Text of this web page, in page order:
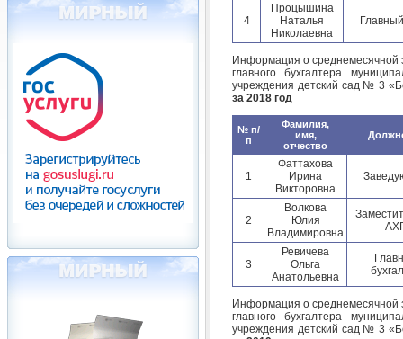
4
Процышина
Наталья
Николаевна
Информация о среднемесячной
главного бухгалтера
учреждения детский сад № 3
за 2018 год
№ п/
п
Фамилия,
имя,
отчество
1
Фаттахова
Ирина
Викторовна
2
Волкова
Юлия
Владимировна
3
Ревичева
Ольга
Анатольевна
Информация о среднемесячной
главного бухгалтера
учреждения детский сад № 3